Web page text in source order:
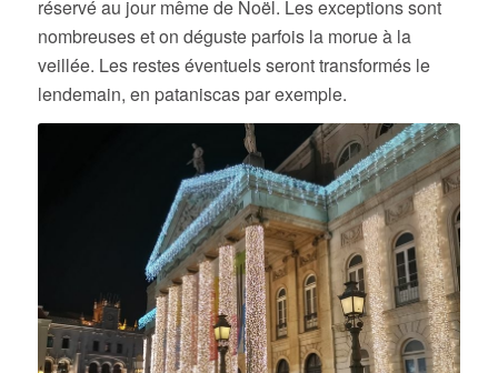
réservé au jour même de Noël. Les exceptions sont
nombreuses et on déguste parfois la morue à la
veillée. Les restes éventuels seront transformés le
lendemain, en pataniscas par exemple.